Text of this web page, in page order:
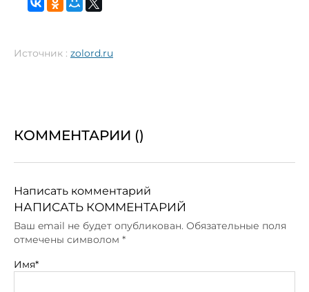
Источник : zolord.ru
КОММЕНТАРИИ ()
Написать комментарий
НАПИСАТЬ КОММЕНТАРИЙ
Ваш email не будет опубликован. Обязательные поля
отмечены символом *
Имя*